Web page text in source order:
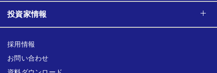
投資家情報
採用情報
お問い合わせ